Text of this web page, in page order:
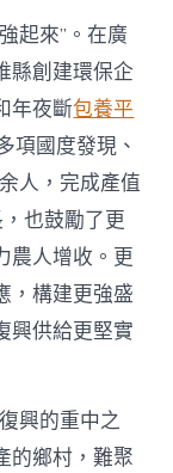
起來”。在廣
縣創建環保企
年夜斷包養平
項國度發現、
人，完成產值
也鼓勵了更
農人增收。更
，構建更強盛
興供給更堅實
興的重中之
的鄉村，難聚